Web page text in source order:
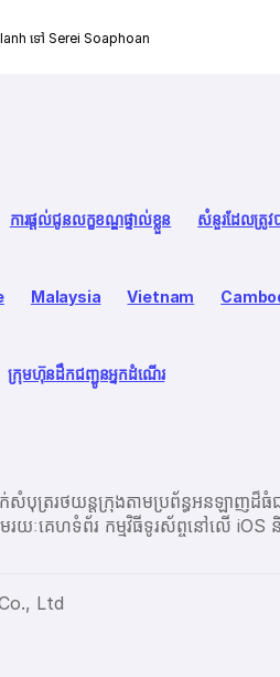
ទៅ Serei Soaphoan
ការផ្តល់ជូនលក្ខខណ្ឌផ្ទាល់ខ្លួន សំនួរដែលត្រូ
Malaysia Vietnam
ក្រុមហ៊ុនដឹកជញ្ជូនអ្នកដំណើរ
ក់សំបុត្ររថយន្តក្រុងតាមប្រព័ន្ធអនឡ
មរយៈគេហទំព័រ កម្មវិធីទូរស័ព្ចនៅលើ
Ltd